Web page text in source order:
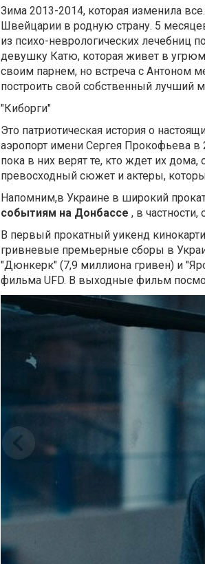
Зима 2013-2014, которая изменила
Швейцарии в родную страну. 5
из психо-неврологических лечебниц
девушку Катю, которая живет в
своим парнем, но встреча с Антоном
построить свой собственный лучший
"Киборги"
Это патриотическая история о
аэропорт имени Сергея Прокофьева
пока в них верят те, кто ждет их дома,
превосходный сюжет и актеры,
Напомним,в Украине в широкий
событиям на Донбассе , в
В первый прокатный уикенд
гривневые премьерные сборы в
"Дюнкерк" (7,9 миллиона гривен) и
фильма UFD. В выходные фильм